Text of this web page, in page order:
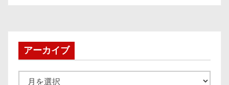
アーカイブ